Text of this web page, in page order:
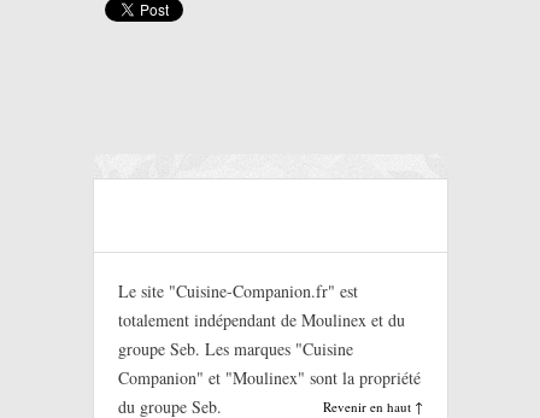
Le site "Cuisine-Companion.fr" est
totalement indépendant de Moulinex et du
groupe Seb. Les marques "Cuisine
Companion" et "Moulinex" sont la propriété
du groupe Seb.
Revenir en haut ↑